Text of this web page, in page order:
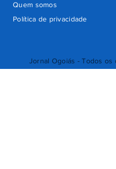
Jornal Ogoiás - Todos
Quem somos
Política de privacidade